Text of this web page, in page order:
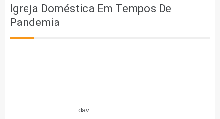
Igreja Doméstica Em Tempos De
Pandemia
dav